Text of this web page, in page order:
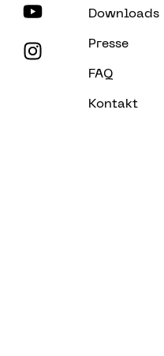
Downloads
Presse
FAQ
Kontakt